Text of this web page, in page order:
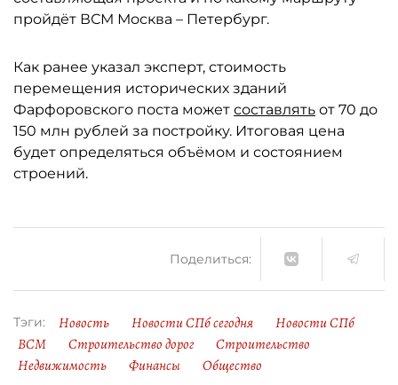
пройдёт ВСМ Москва – Петербург.
Как ранее указал эксперт, стоимость
перемещения исторических зданий
Фарфоровского поста может составлять от 70 до
150 млн рублей за постройку. Итоговая цена
будет определяться объёмом и состоянием
строений.
Поделиться:
Тэги: Новость Новости СПб сегодня
Новости СПб
ВСМ
Строительство дорог
Строительство
Недвижимость
Финансы Общество